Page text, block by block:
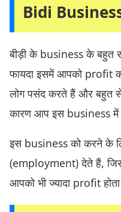
Bidi
बीड़ी के business के बहुत
फायदा इसमें आपको profit
लोग पसंद करते हैं और बहुत
कारण आप इस business में
इस business को करने के
(employment) देते हैं,
आपको भी ज्यादा profit